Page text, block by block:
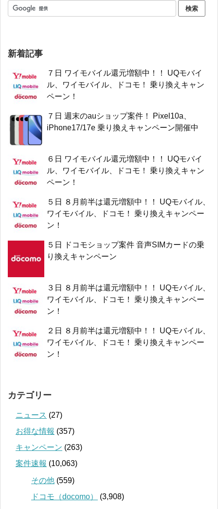
新着記事
７日 ワイモバイル還元増額中！！ UQモバイ
ル、ワイモバイル、ドコモ！ 乗り換えキャン
ペーン！
７日 週末のauショップ案件！ Pixel10a、
iPhone17/17e 乗り換えキャンペーン開催中
６日 ワイモバイル還元増額中！！ UQモバイ
ル、ワイモバイル、ドコモ！ 乗り換えキャン
ペーン！
５日 ８月前半は還元増額中！！ UQモバイル、
ワイモバイル、ドコモ！ 乗り換えキャンペー
ン！
５日 ドコモショップ案件 音声SIMカードの乗
り換えキャンペーン
３日 ８月前半は還元増額中！！ UQモバイル、
ワイモバイル、ドコモ！ 乗り換えキャンペー
ン！
２日 ８月前半は還元増額中！！ UQモバイル、
ワイモバイル、ドコモ！ 乗り換えキャンペー
ン！
カテゴリー
ニュース (27)
お得な情報 (357)
キャンペーン (263)
案件速報 (10,063)
その他 (559)
ドコモ（docomo）
(3,908)